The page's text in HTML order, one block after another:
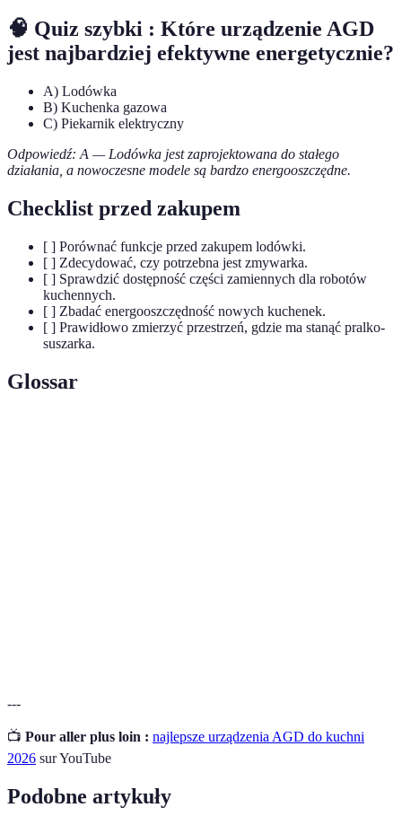
🧠 Quiz szybki : Które urządzenie AGD
jest najbardziej efektywne energetycznie?
A) Lodówka
B) Kuchenka gazowa
C) Piekarnik elektryczny
Odpowiedź: A — Lodówka jest zaprojektowana do stałego
działania, a nowoczesne modele są bardzo energooszczędne.
Checklist przed zakupem
[ ] Porównać funkcje przed zakupem lodówki.
[ ] Zdecydować, czy potrzebna jest zmywarka.
[ ] Sprawdzić dostępność części zamiennych dla robotów
kuchennych.
[ ] Zbadać energooszczędność nowych kuchenek.
[ ] Prawidłowo zmierzyć przestrzeń, gdzie ma stanąć pralko-
suszarka.
Glossar
---
📺 Pour aller plus loin : najlepsze urządzenia AGD do kuchni
2026 sur YouTube
Podobne artykuły